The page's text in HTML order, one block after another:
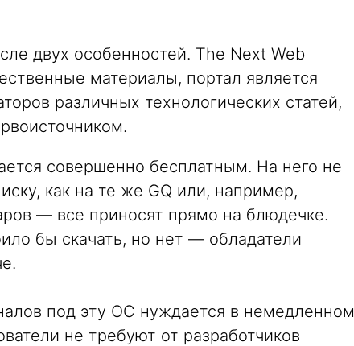
двух особенностей. The Next Web
материалы, портал является
различных технологических статей,
совершенно бесплатным. На него не
как на те же GQ или, например,
— все приносят прямо на блюдечке.
бы скачать, но нет — обладатели
под эту ОС нуждается в немедленном
не требуют от разработчиков